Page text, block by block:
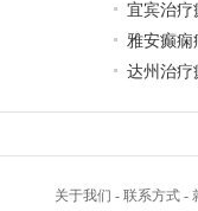
宜宾治疗
雅安癫痫
达州治疗
关于我们 - 联系方式 -